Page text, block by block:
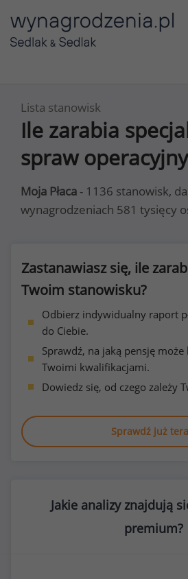
Lista stanowisk
Ile zarabia
spraw
Moja Płaca - 1136 stanowisk,
wynagrodzeniach 581 tysięcy
Zastanawiasz się, ile
Twoim stanowisku?
Odbierz indywidualny raport
do Ciebie.
Sprawdź, na jaką pensję może
Twoimi kwalifikacjami.
Dowiedz się, od czego zależy
Sprawdź już
Jakie analizy znajdują
premium?